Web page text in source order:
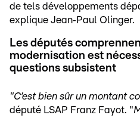
de tels développements
explique Jean‑Paul Olinger.
Les députés
modernisation est
questions subsistent
"C’est bien sûr un montant
député LSAP Franz Fayot. "